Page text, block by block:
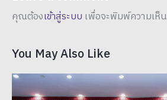
คุณต้องเข้าสู่ระบบ เพื่อจะพิมพ์ความเห็น
You May Also Like